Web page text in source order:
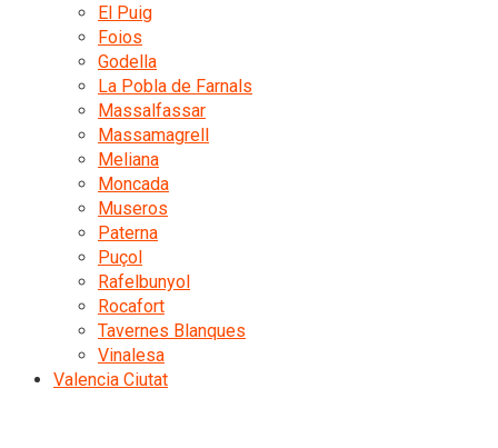
El Puig
Foios
Godella
La Pobla de Farnals
Massalfassar
Massamagrell
Meliana
Moncada
Museros
Paterna
Puçol
Rafelbunyol
Rocafort
Tavernes Blanques
Vinalesa
Valencia Ciutat